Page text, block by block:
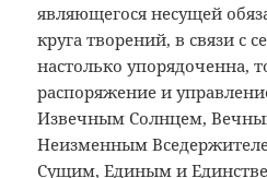
являющегося несущей
круга творений, в связи с
настолько упорядоченна,
распоряжение и
Извечным Солнцем,
Неизменным
Сущим, Единым и